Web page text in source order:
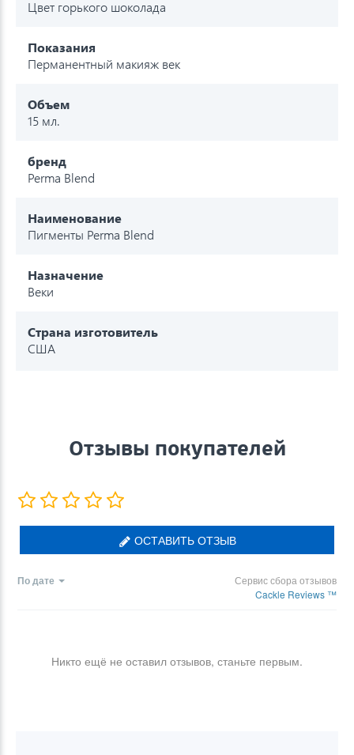
Цвет горького шоколада
Показания
Перманентный макияж век
Объем
15 мл.
бренд
Perma Blend
Наименование
Пигменты Perma Blend
Назначение
Веки
Страна изготовитель
США
Отзывы покупателей
ОСТАВИТЬ ОТЗЫВ
По дате
Сервис сбора отзывов
Cackle Reviews ™
Никто ещё не оставил отзывов, станьте первым.